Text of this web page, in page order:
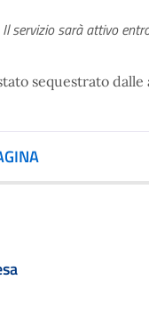
Il servizio sarà attivo
sequestrato